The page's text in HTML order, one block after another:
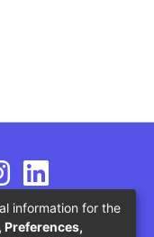
information for the